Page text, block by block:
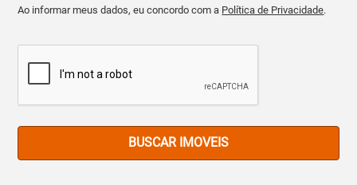
Ao informar meus dados, eu concordo com a Política de Privacidade.
BUSCAR IMOVEIS